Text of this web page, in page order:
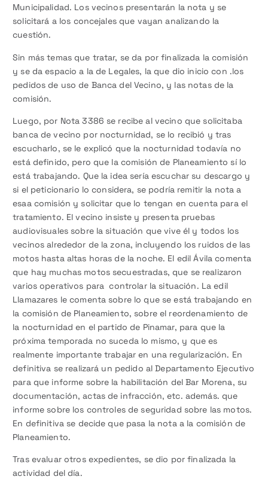
Municipalidad. Los vecinos presentarán la nota y se
solicitará a los concejales que vayan analizando la
cuestión.
Sin más temas que tratar, se da por finalizada la comisión
y se da espacio a la de Legales, la que dio inicio con .los
pedidos de uso de Banca del Vecino, y las notas de la
comisión.
Luego, por Nota 3386 se recibe al vecino que solicitaba
banca de vecino por nocturnidad, se lo recibió y tras
escucharlo, se le explicó que la nocturnidad todavía no
está definido, pero que la comisión de Planeamiento sí lo
está trabajando. Que la idea sería escuchar su descargo y
si el peticionario lo considera, se podría remitir la nota a
esaa comisión y solicitar que lo tengan en cuenta para el
tratamiento. El vecino insiste y presenta pruebas
audiovisuales sobre la situación que vive él y todos los
vecinos alrededor de la zona, incluyendo los ruidos de las
motos hasta altas horas de la noche. El edil Ávila comenta
que hay muchas motos secuestradas, que se realizaron
varios operativos para controlar la situación. La edil
Llamazares le comenta sobre lo que se está trabajando en
la comisión de Planeamiento, sobre el reordenamiento de
la nocturnidad en el partido de Pinamar, para que la
próxima temporada no suceda lo mismo, y que es
realmente importante trabajar en una regularización. En
definitiva se realizará un pedido al Departamento Ejecutivo
para que informe sobre la habilitación del Bar Morena, su
documentación, actas de infracción, etc. además. que
informe sobre los controles de seguridad sobre las motos.
En definitiva se decide que pasa la nota a la comisión de
Planeamiento.
Tras evaluar otros expedientes, se dio por finalizada la
actividad del día.